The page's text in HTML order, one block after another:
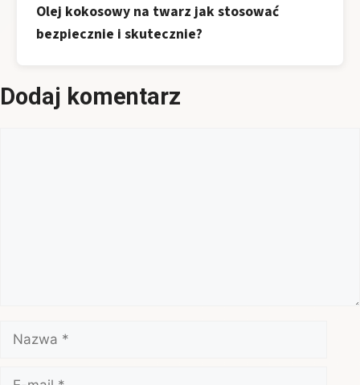
Olej kokosowy na twarz jak stosować
bezpiecznie i skutecznie?
Dodaj komentarz
Nazwa